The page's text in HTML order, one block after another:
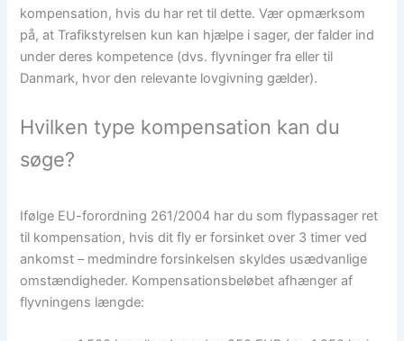
kompensation, hvis du har ret til dette. Vær opmærksom
på, at Trafikstyrelsen kun kan hjælpe i sager, der falder ind
under deres kompetence (dvs. flyvninger fra eller til
Danmark, hvor den relevante lovgivning gælder).
Hvilken type kompensation kan du
søge?
Ifølge EU-forordning 261/2004 har du som flypassager ret
til kompensation, hvis dit fly er forsinket over 3 timer ved
ankomst – medmindre forsinkelsen skyldes usædvanlige
omstændigheder. Kompensationsbeløbet afhænger af
flyvningens længde: